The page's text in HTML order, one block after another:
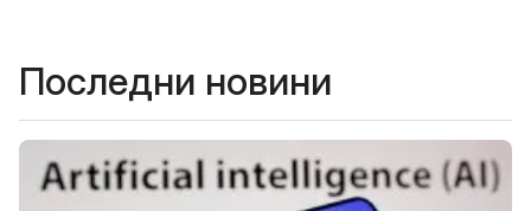
Последни новини